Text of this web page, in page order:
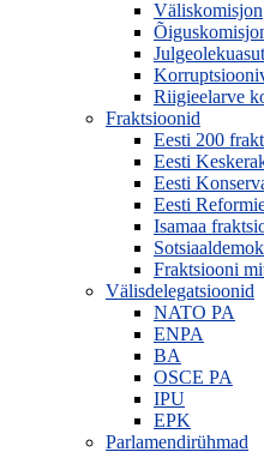
Väliskomisjon
Riigieelarve
Fraktsioonid
Eesti 200
Eesti
Eesti
Eesti
Isamaa
Fraktsiooni
Välisdelegatsioonid
NATO PA
ENPA
BA
OSCE PA
IPU
EPK
Parlamendirühmad